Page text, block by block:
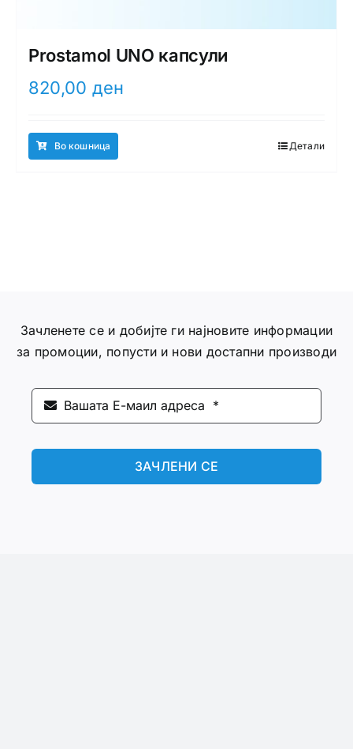
Prostamol UNO капсули
820,00 ден
Во кошница Детали
Зачленете се и добијте ги најновите информации
за промоции, попусти и нови достапни производи
ЗАЧЛЕНИ СЕ